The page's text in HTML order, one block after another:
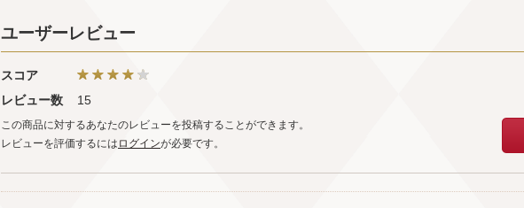
ユーザーレビュー
スコア
レビュー数
15
この商品に対するあなたのレビューを投稿することができます。
レビューを評価するには ログインが必要です。